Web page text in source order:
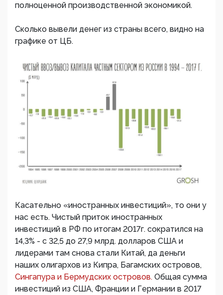
полноценной производственной экономикой.
Сколько вывели денег из страны всего, видно на
графике от ЦБ.
Касательно «иностранных инвестиций», то они у
нас есть. Чистый приток иностранных
инвестиций в РФ по итогам 2017г. сократился на
14,3% - с 32,5 до 27,9 млрд. долларов США и
лидерами там снова стали Китай, да деньги
наших олигархов из Кипра, Багамских островов,
Сингапура и Бермудских островов. Общая сумма
инвестиций из США, Франции и Германии в 2017